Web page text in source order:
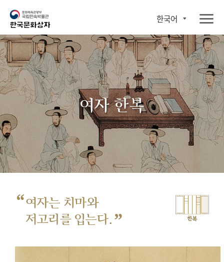
한국어
여자 한복
“여자는 치마와
저고리를 입는다. ” 한복